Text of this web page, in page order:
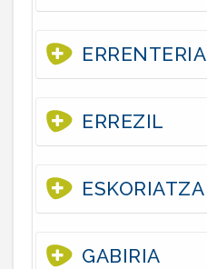
ERRENTERIA
ERREZIL
ESKORIATZA
GABIRIA